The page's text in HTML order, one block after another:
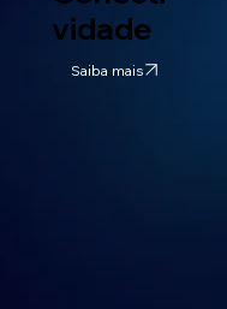
vidade
Saiba mais